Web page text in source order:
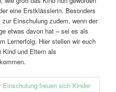
eine Erstklässlerin. Besonders
Einschulung zudem, wenn der
etwas davon hat – sei es als
Lernerfolg. Hier stellen wir euch
Kind und Eltern als